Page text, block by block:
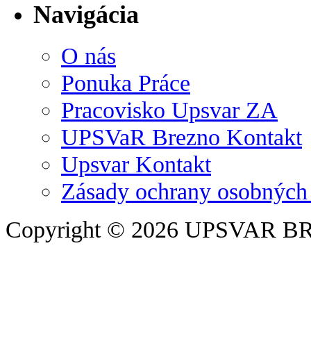
Navigácia
O nás
Ponuka Práce
Pracovisko Upsvar ZA
UPSVaR Brezno Kontakt
Upsvar Kontakt
Zásady ochrany
Copyright © 2026 UPSVAR